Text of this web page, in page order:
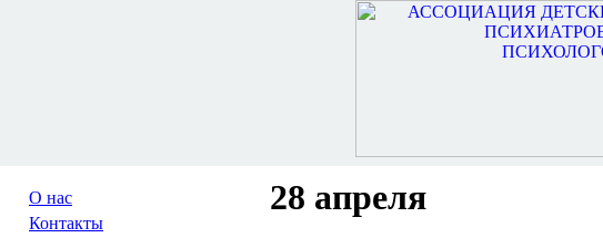
О нас
Контакты
28 апреля